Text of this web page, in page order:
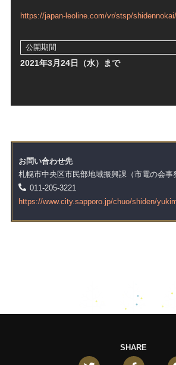
https://japan-leoline.com/vr/stsp/
公開期間
2021年3月24日（水）まで
お問い合わせ先
札幌市中央区市民部地域振興課（市電の会事
011-205-3221
https://www.city.sapporo.jp/chuo/shiden/
SHARE